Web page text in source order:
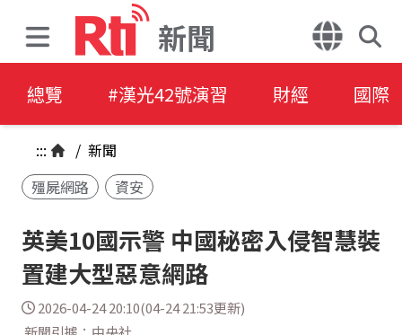
新聞
總覽 #漢光42號演習 財經 國際
::: / 新聞
殭屍網路
資安
英美10國示警 中國秘密入侵智慧裝
置建大型惡意網路
2026-04-24 20:10(04-24 21:53更新)